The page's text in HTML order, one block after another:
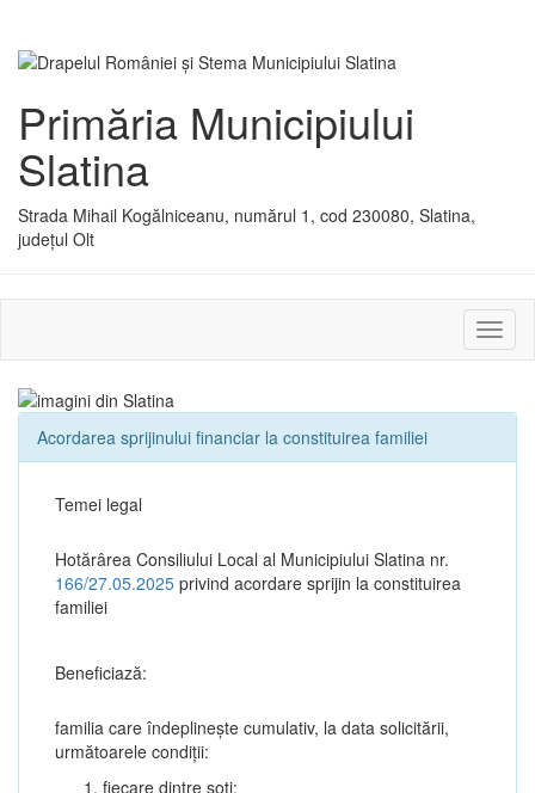
Primăria Municipiului
Slatina
Strada Mihail Kogălniceanu, numărul 1, cod 230080, Slatina,
județul Olt
sau
Acordarea sprijinului financiar la constituirea familiei
Temei legal
Hotărârea Consiliului Local al Municipiului Slatina nr.
166/27.05.2025 privind acordare sprijin la constituirea
familiei
Beneficiază:
familia care îndeplinește cumulativ, la data solicitării,
următoarele condiții:
fiecare dintre soți: